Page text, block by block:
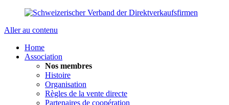
Aller au contenu
Home
Association
Nos membres
Histoire
Organisation
Règles de la vente directe
Partenaires de coopération